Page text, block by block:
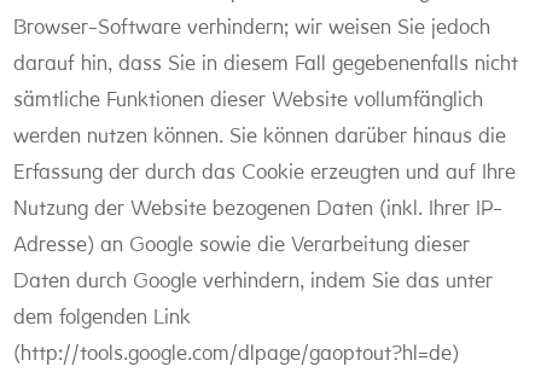
Browser-Software verhindern; wir weisen Sie jedoch
darauf hin, dass Sie in diesem Fall gegebenenfalls nicht
sämtliche Funktionen dieser Website vollumfänglich
werden nutzen können. Sie können darüber hinaus die
Erfassung der durch das Cookie erzeugten und auf Ihre
Nutzung der Website bezogenen Daten (inkl. Ihrer IP-
Adresse) an Google sowie die Verarbeitung dieser
Daten durch Google verhindern, indem Sie das unter
dem folgenden Link
(http://tools.google.com/dlpage/gaoptout?hl=de)